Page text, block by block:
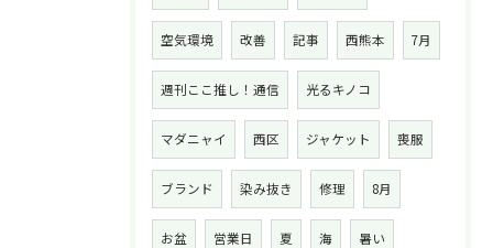
空気環境 改善 記事 西熊本 7月
週刊ここ推し！通信 光るキノコ
マダニャイ 西区 ジャケット 喪服
ブランド 染み抜き 修理 8月
お盆 営業日 夏 海 暑い